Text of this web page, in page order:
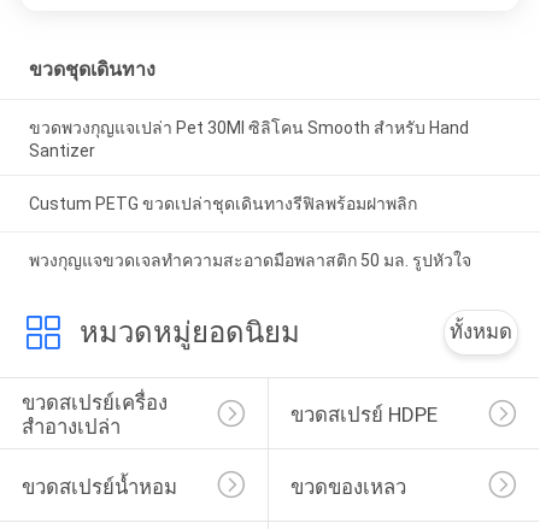
ขวดชุดเดินทาง
ขวดพวงกุญแจเปล่า Pet 30Ml ซิลิโคน Smooth สำหรับ Hand
Santizer
Custum PETG ขวดเปล่าชุดเดินทางรีฟิลพร้อมฝาพลิก
พวงกุญแจขวดเจลทำความสะอาดมือพลาสติก 50 มล. รูปหัวใจ
หมวดหมู่ยอดนิยม ทั้งหมด
ขวดสเปรย์เครื่อง
สำอางเปล่า
ขวดสเปรย์ HDPE
ขวดสเปรย์น้ำหอม ขวดของเหลว